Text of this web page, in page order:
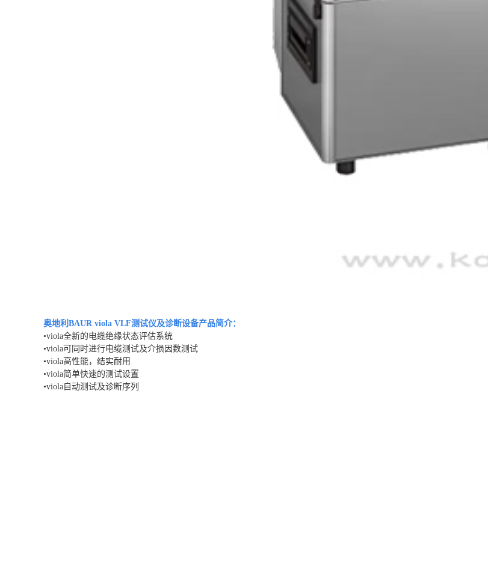
奥地利BAUR viola VLF测试仪及诊断设备产品简介：
•viola全新的电缆绝缘状态评估系统
•viola可同时进行电缆测试及介损因数测试
•viola高性能，结实耐用
•viola简单快速的测试设置
•viola自动测试及诊断序列